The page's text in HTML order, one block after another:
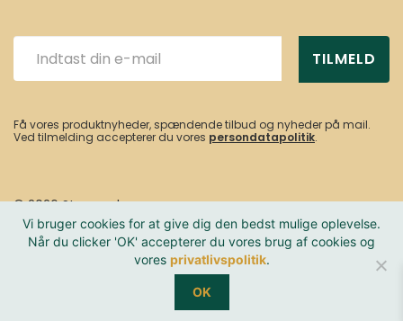
TILMELD
Få vores produktnyheder, spændende tilbud og nyheder på mail.
Ved tilmelding accepterer du vores persondatapolitik.
© 2026 Storyworks
Privatlivspolitik Betal med
Vi bruger cookies for at give dig den bedst mulige oplevelse.
Når du clicker 'OK' accepterer du vores brug af cookies og
vores privatlivspolitik.
OK